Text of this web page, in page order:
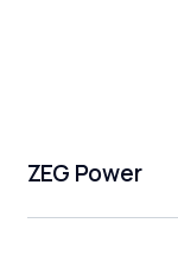
ZEG Power